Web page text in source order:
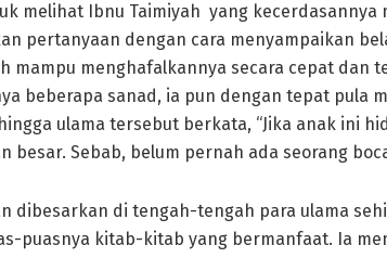
melihat Ibnu Taimiyah yang kecerdasannya
pertanyaan dengan cara menyampaikan
mampu menghafalkannya secara cepat dan
beberapa sanad, ia pun dengan tepat pula
ulama tersebut berkata, “Jika anak ini
besar. Sebab, belum pernah ada seorang
dibesarkan di tengah-tengah para ulama
puasnya kitab-kitab yang bermanfaat. Ia